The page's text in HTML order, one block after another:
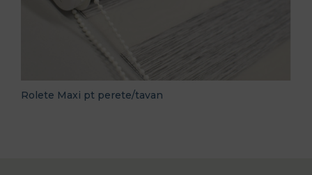
Rolete Maxi pt perete/tavan